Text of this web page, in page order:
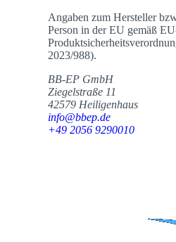
Angaben zum Hersteller
Person in der EU gemäß
2023/988).
BB-EP GmbH
Ziegelstraße 11
42579 Heiligenhaus
info@bbep.de
+49 2056 9290010